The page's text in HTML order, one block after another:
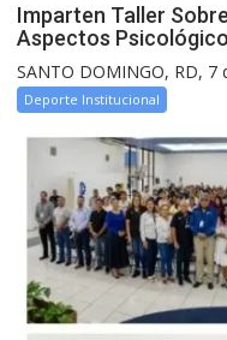
Imparten Taller
Aspectos
SANTO DOMINGO, RD, 7
Deporte Institucional